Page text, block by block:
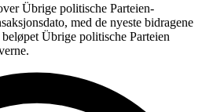
Übrige politische Parteien-
med de nyeste bidragene
Übrige politische Parteien